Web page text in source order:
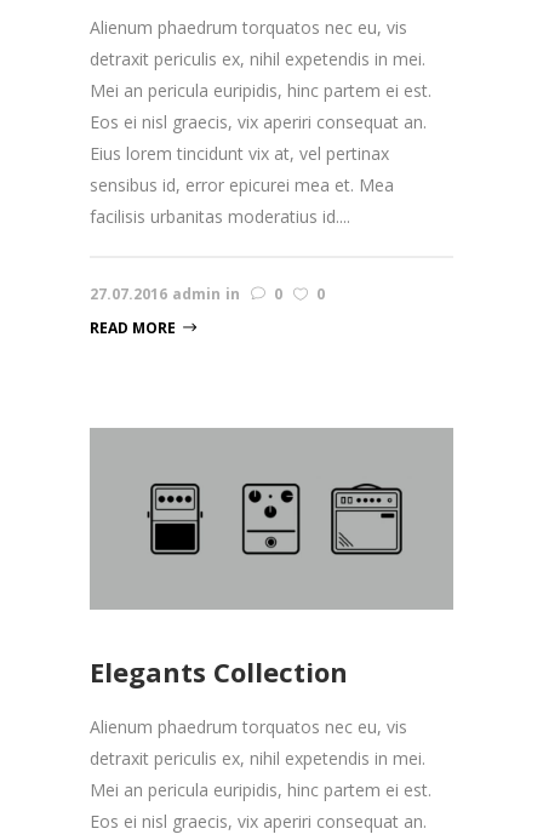
Alienum phaedrum torquatos nec eu, vis
detraxit periculis ex, nihil expetendis in mei.
Mei an pericula euripidis, hinc partem ei est.
Eos ei nisl graecis, vix aperiri consequat an.
Eius lorem tincidunt vix at, vel pertinax
sensibus id, error epicurei mea et. Mea
facilisis urbanitas moderatius id....
27.07.2016 admin in 0
0
READ MORE
Elegants Collection
Alienum phaedrum torquatos nec eu, vis
detraxit periculis ex, nihil expetendis in mei.
Mei an pericula euripidis, hinc partem ei est.
Eos ei nisl graecis, vix aperiri consequat an.